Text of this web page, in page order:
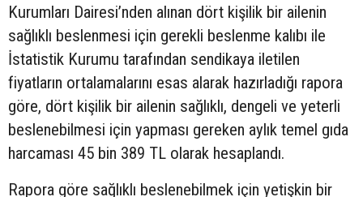
Kurumları Dairesi’nden alınan dört kişilik bir ailenin
sağlıklı beslenmesi için gerekli beslenme kalıbı ile
İstatistik Kurumu tarafından sendikaya iletilen
fiyatların ortalamalarını esas alarak hazırladığı rapora
göre, dört kişilik bir ailenin sağlıklı, dengeli ve yeterli
beslenebilmesi için yapması gereken aylık temel gıda
harcaması 45 bin 389 TL olarak hesaplandı.
Rapora göre sağlıklı beslenebilmek için yetişkin bir